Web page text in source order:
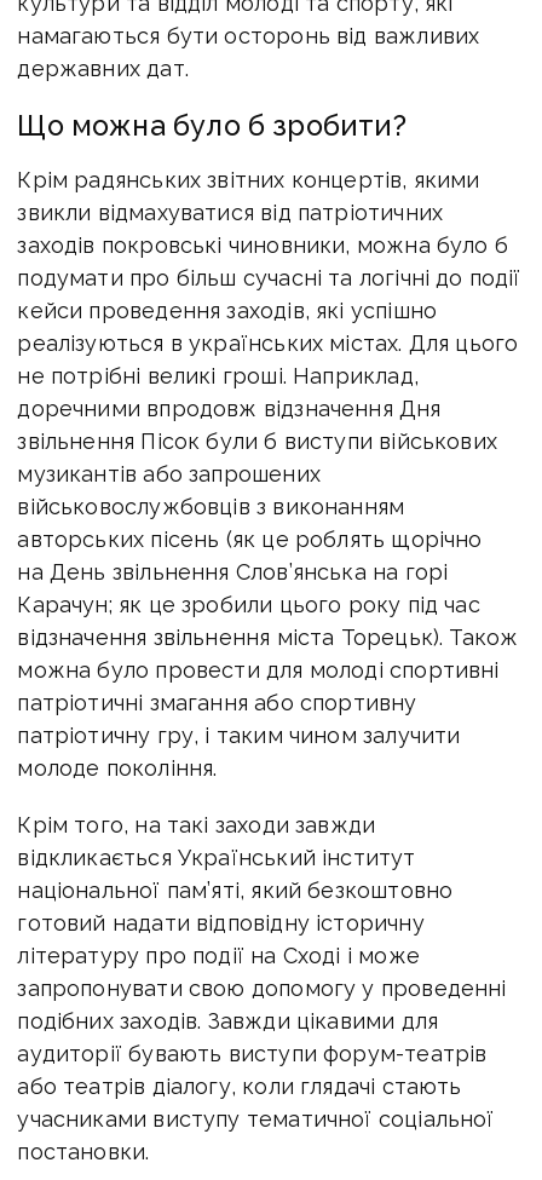
намагаються бути осторонь від важливих
державних дат.
Що можна було б зробити?
Крім радянських звітних концертів, якими
звикли відмахуватися від патріотичних
заходів покровські чиновники, можна було б
подумати про більш сучасні та логічні до події
кейси проведення заходів, які успішно
реалізуються в українських містах. Для цього
не потрібні великі гроші. Наприклад,
доречними впродовж відзначення Дня
звільнення Пісок були б виступи військових
музикантів або запрошених
військовослужбовців з виконанням
авторських пісень (як це роблять щорічно
на День звільнення Слов’янська на горі
Карачун; як це зробили цього року під час
відзначення звільнення міста Торецьк). Також
можна було провести для молоді спортивні
патріотичні змагання або спортивну
патріотичну гру, і таким чином залучити
молоде покоління.
Крім того, на такі заходи завжди
відкликається Український інститут
національної пам’яті, який безкоштовно
готовий надати відповідну історичну
літературу про події на Сході і може
запропонувати свою допомогу у проведенні
подібних заходів. Завжди цікавими для
аудиторії бувають виступи форум-театрів
або театрів діалогу, коли глядачі стають
учасниками виступу тематичної соціальної
постановки.